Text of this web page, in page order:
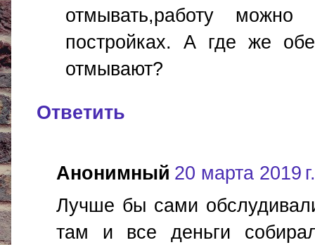
отмывать,работу
постройках. А где же
отмывают?
Ответить
Анонимный 20 марта 2019
Лучше бы сами
там и все деньги